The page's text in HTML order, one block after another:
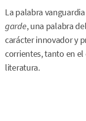
La palabra
garde, una palabra
carácter innovador y
corrientes, tanto en
literatura.